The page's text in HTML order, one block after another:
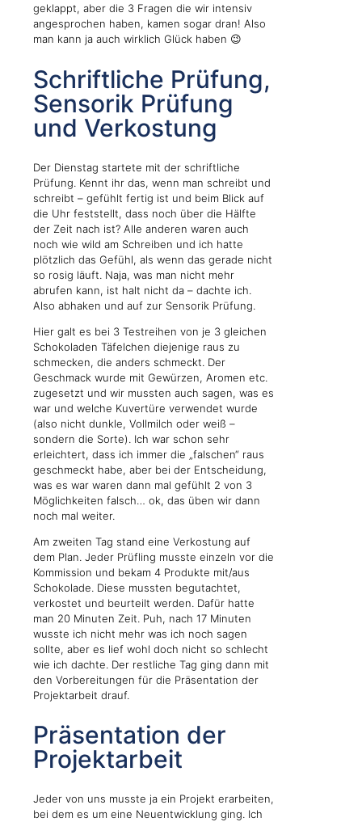
geklappt, aber die 3 Fragen die wir intensiv
angesprochen haben, kamen sogar dran! Also
man kann ja auch wirklich Glück haben 😉
Schriftliche Prüfung,
Sensorik Prüfung
und Verkostung
Der Dienstag startete mit der schriftliche
Prüfung. Kennt ihr das, wenn man schreibt und
schreibt – gefühlt fertig ist und beim Blick auf
die Uhr feststellt, dass noch über die Hälfte
der Zeit nach ist? Alle anderen waren auch
noch wie wild am Schreiben und ich hatte
plötzlich das Gefühl, als wenn das gerade nicht
so rosig läuft. Naja, was man nicht mehr
abrufen kann, ist halt nicht da – dachte ich.
Also abhaken und auf zur Sensorik Prüfung.
Hier galt es bei 3 Testreihen von je 3 gleichen
Schokoladen Täfelchen diejenige raus zu
schmecken, die anders schmeckt. Der
Geschmack wurde mit Gewürzen, Aromen etc.
zugesetzt und wir mussten auch sagen, was es
war und welche Kuvertüre verwendet wurde
(also nicht dunkle, Vollmilch oder weiß –
sondern die Sorte). Ich war schon sehr
erleichtert, dass ich immer die „falschen“ raus
geschmeckt habe, aber bei der Entscheidung,
was es war waren dann mal gefühlt 2 von 3
Möglichkeiten falsch… ok, das üben wir dann
noch mal weiter.
Am zweiten Tag stand eine Verkostung auf
dem Plan. Jeder Prüfling musste einzeln vor die
Kommission und bekam 4 Produkte mit/aus
Schokolade. Diese mussten begutachtet,
verkostet und beurteilt werden. Dafür hatte
man 20 Minuten Zeit. Puh, nach 17 Minuten
wusste ich nicht mehr was ich noch sagen
sollte, aber es lief wohl doch nicht so schlecht
wie ich dachte. Der restliche Tag ging dann mit
den Vorbereitungen für die Präsentation der
Projektarbeit drauf.
Präsentation der
Projektarbeit
Jeder von uns musste ja ein Projekt erarbeiten,
bei dem es um eine Neuentwicklung ging. Ich